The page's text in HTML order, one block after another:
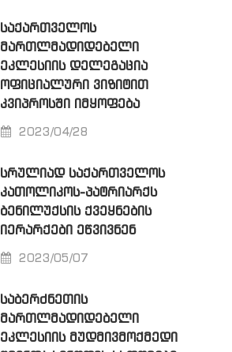
ᲡᲐᲥᲐᲠᲗᲕᲔᲚᲝᲡ
ᲛᲐᲠᲗᲚᲛᲐᲓᲘᲓᲔᲑᲔᲚᲘ
ᲔᲙᲚᲔᲡᲘᲘᲡ ᲓᲔᲚᲔᲒᲐᲪᲘᲐ
ᲝᲤᲘᲪᲘᲐᲚᲣᲠᲘ ᲕᲘᲖᲘᲢᲘᲗ
ᲙᲕᲘᲞᲠᲝᲡᲨᲘ ᲘᲛᲧᲝᲤᲔᲑᲐ
2023/04/28
ᲡᲠᲣᲚᲘᲐᲓ ᲡᲐᲥᲐᲠᲗᲕᲔᲚᲝᲡ
ᲙᲐᲗᲝᲚᲘᲙᲝᲡ-ᲞᲐᲢᲠᲘᲐᲠᲥᲡ
ᲑᲔᲜᲘᲚᲣᲥᲡᲘᲡ ᲥᲕᲔᲧᲜᲔᲑᲘᲡ
ᲘᲔᲠᲐᲠᲥᲔᲑᲘ ᲔᲬᲕᲘᲕᲜᲔᲜ
2023/05/07
ᲡᲐᲑᲔᲠᲫᲜᲔᲗᲘᲡ
ᲛᲐᲠᲗᲚᲛᲐᲓᲘᲓᲔᲑᲔᲚᲘ
ᲔᲙᲚᲔᲡᲘᲘᲡ ᲛᲣᲓᲛᲘᲕᲛᲝᲥᲛᲔᲓᲘ